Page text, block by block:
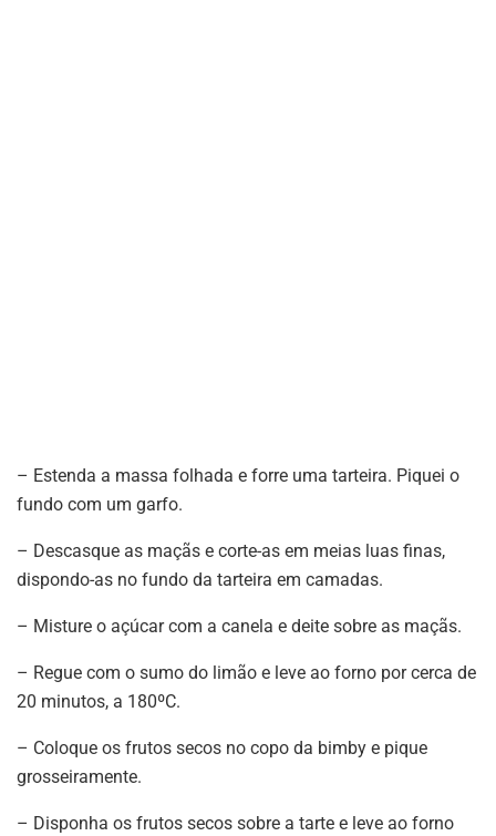
– Estenda a massa folhada e forre uma tarteira. Piquei o
fundo com um garfo.
– Descasque as maçãs e corte-as em meias luas finas,
dispondo-as no fundo da tarteira em camadas.
– Misture o açúcar com a canela e deite sobre as maçãs.
– Regue com o sumo do limão e leve ao forno por cerca de
20 minutos, a 180ºC.
– Coloque os frutos secos no copo da bimby e pique
grosseiramente.
– Disponha os frutos secos sobre a tarte e leve ao forno